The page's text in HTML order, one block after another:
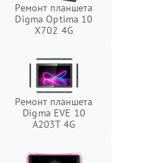
Ремонт планшета
Digma Optima 10
X702 4G
Ремонт планшета
Digma EVE 10
A203T 4G